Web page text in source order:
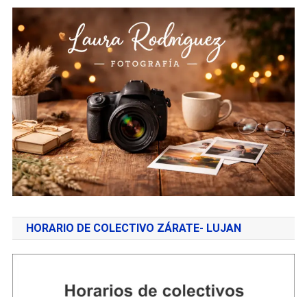
HORARIO DE COLECTIVO ZÁRATE- LUJAN